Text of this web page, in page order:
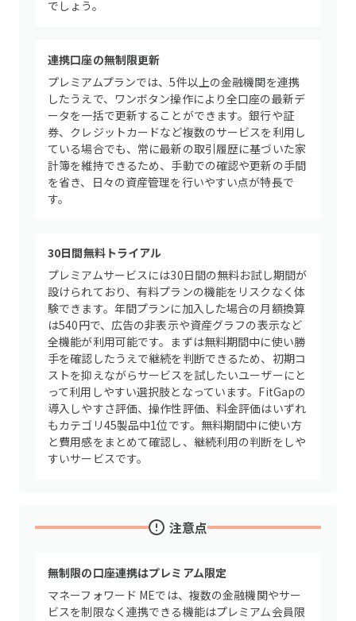
でしょう。
連携口座の無制限更新
プレミアムプランでは、5件以上の金融機関を連携
したうえで、ワンボタン操作により全口座の最新デ
ータを一括で更新することができます。銀行や証
券、クレジットカードなど複数のサービスを利用し
ている場合でも、常に最新の取引履歴に基づいた家
計簿を維持できるため、手動での確認や更新の手間
を省き、日々の資産管理を行いやすい点が特長で
す。
30日間無料トライアル
プレミアムサービスには30日間の無料お試し期間が
設けられており、有料プランの機能をリスクなく体
験できます。年間プランに加入した場合の月額換算
は540円で、広告の非表示や資産グラフの表示など
全機能が利用可能です。まずは無料期間中に使い勝
手を確認したうえで継続を判断できるため、初期コ
ストを抑えながらサービスを試したいユーザーにと
って利用しやすい選択肢となっています。FitGapの
導入しやすさ評価、操作性評価、料金評価はいずれ
もカテゴリ45製品中1位です。無料期間中に使い方
と費用感をまとめて確認し、継続利用の判断をしや
すいサービスです。
注意点
無制限の口座連携はプレミアム限定
マネーフォワード MEでは、複数の金融機関やサー
ビスを制限なく連携できる機能はプレミアム会員限